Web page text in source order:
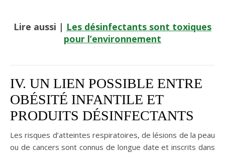
Lire aussi | Les désinfectants sont toxiques
pour l’environnement
IV. UN LIEN POSSIBLE ENTRE
OBÉSITÉ INFANTILE ET
PRODUITS DÉSINFECTANTS
Les risques d’atteintes respiratoires, de lésions de la peau
ou de cancers sont connus de longue date et inscrits dans